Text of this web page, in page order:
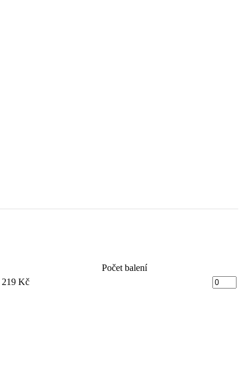
Počet balení
219 Kč